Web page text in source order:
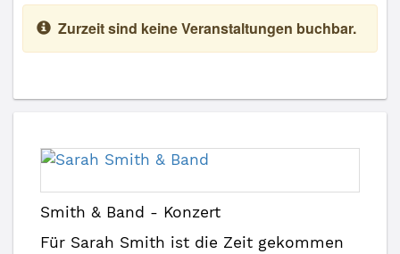
Zurzeit sind keine Veranstaltungen buchbar.
Smith & Band - Konzert
Für Sarah Smith ist die Zeit gekommen